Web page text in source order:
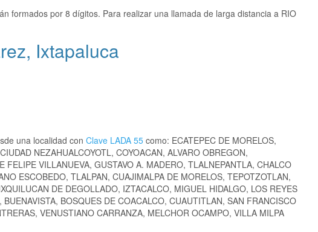
formados por 8 dígitos. Para realizar una llamada de larga distancia a RIO
Ixtapaluca
una localidad con Clave LADA 55 como: ECATEPEC DE MORELOS,
NEZAHUALCOYOTL, COYOACAN, ALVARO OBREGON,
VILLANUEVA, GUSTAVO A. MADERO, TLALNEPANTLA, CHALCO
ESCOBEDO, TLALPAN, CUAJIMALPA DE MORELOS, TEPOTZOTLAN,
DE DEGOLLADO, IZTACALCO, MIGUEL HIDALGO, LOS REYES
BOSQUES DE COACALCO, CUAUTITLAN, SAN FRANCISCO
VENUSTIANO CARRANZA, MELCHOR OCAMPO, VILLA MILPA